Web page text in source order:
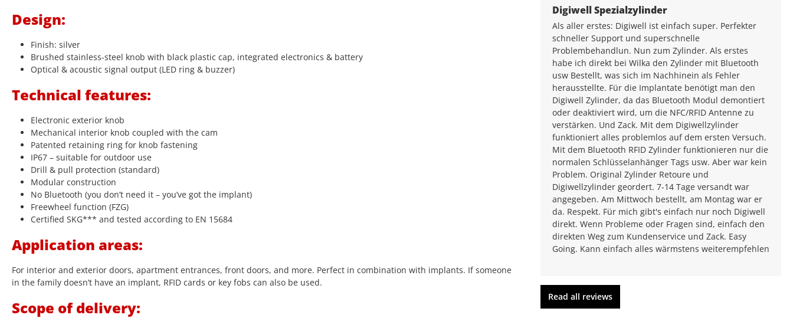
Design:
Finish: silver
Brushed stainless-steel knob with black plastic cap, integrated electronics & battery
Optical & acoustic signal output (LED ring & buzzer)
Technical features:
Electronic exterior knob
Mechanical interior knob coupled with the cam
Patented retaining ring for knob fastening
IP67 – suitable for outdoor use
Drill & pull protection (standard)
Modular construction
No Bluetooth (you don’t need it – you’ve got the implant)
Freewheel function (FZG)
Certified SKG*** and tested according to EN 15684
Application areas:
For interior and exterior doors, apartment entrances, front doors, and more. Perfect in combination with implants. If someone
in the family doesn’t have an implant, RFID cards or key fobs can also be used.
Scope of delivery:
Average rating of 5 out of 5 stars
Digiwell Spezialzylinder
Als aller erstes: Digiwell ist einfach super. Perfekter
schneller Support und superschnelle
Problembehandlun. Nun zum Zylinder. Als erstes
habe ich direkt bei Wilka den Zylinder mit Bluetooth
usw Bestellt, was sich im Nachhinein als Fehler
herausstellte. Für die Implantate benötigt man den
Digiwell Zylinder, da das Bluetooth Modul demontiert
oder deaktiviert wird, um die NFC/RFID Antenne zu
verstärken. Und Zack. Mit dem Digiwellzylinder
funktioniert alles problemlos auf dem ersten Versuch.
Mit dem Bluetooth RFID Zylinder funktionieren nur die
normalen Schlüsselanhänger Tags usw. Aber war kein
Problem. Original Zylinder Retoure und
Digiwellzylinder geordert. 7-14 Tage versandt war
angegeben. Am Mittwoch bestellt, am Montag war er
da. Respekt. Für mich gibt's einfach nur noch Digiwell
direkt. Wenn Probleme oder Fragen sind, einfach den
direkten Weg zum Kundenservice und Zack. Easy
Going. Kann einfach alles wärmstens weiterempfehlen
Read all reviews